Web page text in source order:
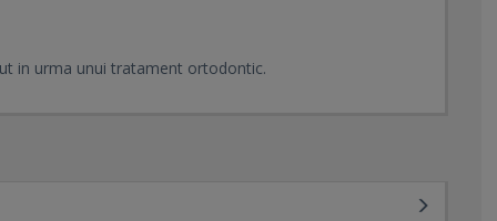
in urma unui tratament ortodontic.